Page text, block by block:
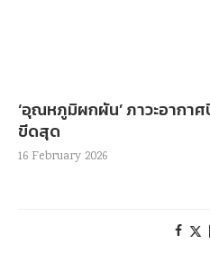
‘อุณหภูมิผกผัน’ ภาวะอาก
ขีดสุด
16 February 2026